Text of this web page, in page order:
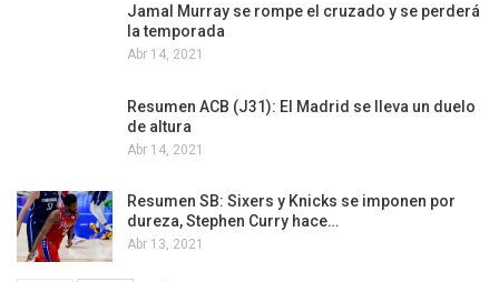
Jamal Murray se rompe el cruzado y se perderá
la temporada
Abr 14, 2021
Resumen ACB (J31): El Madrid se lleva un duelo
de altura
Abr 14, 2021
Resumen SB: Sixers y Knicks se imponen por
dureza, Stephen Curry hace…
Abr 13, 2021